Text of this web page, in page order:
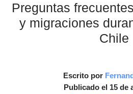
Preguntas
y migraciones
Chile
Escrito por
Publicado el 15 de